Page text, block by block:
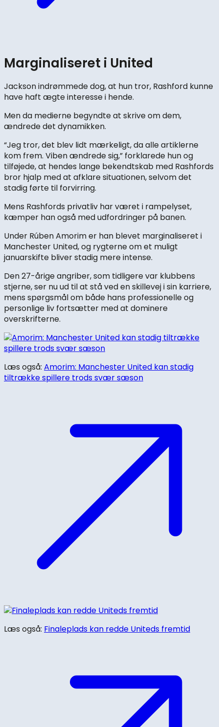
Marginaliseret i United
Jackson indrømmede dog, at hun tror, Rashford kunne
have haft ægte interesse i hende.
Men da medierne begyndte at skrive om dem,
ændrede det dynamikken.
“Jeg tror, det blev lidt mærkeligt, da alle artiklerne
kom frem. Viben ændrede sig,” forklarede hun og
tilføjede, at hendes lange bekendtskab med Rashfords
bror hjalp med at afklare situationen, selvom det
stadig førte til forvirring.
Mens Rashfords privatliv har været i rampelyset,
kæmper han også med udfordringer på banen.
Under Rúben Amorim er han blevet marginaliseret i
Manchester United, og rygterne om et muligt
januarskifte bliver stadig mere intense.
Den 27-årige angriber, som tidligere var klubbens
stjerne, ser nu ud til at stå ved en skillevej i sin karriere,
mens spørgsmål om både hans professionelle og
personlige liv fortsætter med at dominere
overskrifterne.
Læs også: Amorim: Manchester United kan stadig
tiltrække spillere trods svær sæson
Læs også: Finaleplads kan redde Uniteds fremtid